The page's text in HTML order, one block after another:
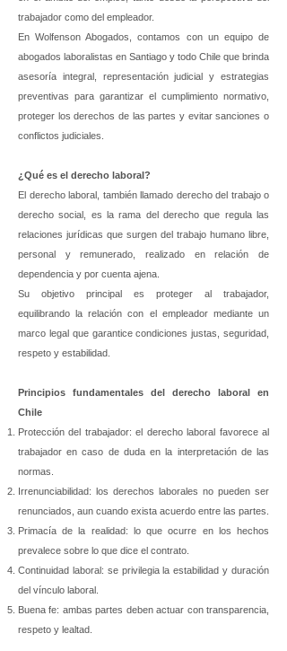
trabajador como del empleador.
En Wolfenson Abogados, contamos con un equipo de
abogados laboralistas en Santiago y todo Chile que brinda
asesoría integral, representación judicial y estrategias
preventivas para garantizar el cumplimiento normativo,
proteger los derechos de las partes y evitar sanciones o
conflictos judiciales.
¿Qué es el derecho laboral?
El derecho laboral, también llamado derecho del trabajo o
derecho social, es la rama del derecho que regula las
relaciones jurídicas que surgen del trabajo humano libre,
personal y remunerado, realizado en relación de
dependencia y por cuenta ajena.
Su objetivo principal es proteger al trabajador,
equilibrando la relación con el empleador mediante un
marco legal que garantice condiciones justas, seguridad,
respeto y estabilidad.
Principios fundamentales del derecho laboral en
Chile
Protección del trabajador: el derecho laboral favorece al
trabajador en caso de duda en la interpretación de las
normas.
Irrenunciabilidad: los derechos laborales no pueden ser
renunciados, aun cuando exista acuerdo entre las partes.
Primacía de la realidad: lo que ocurre en los hechos
prevalece sobre lo que dice el contrato.
Continuidad laboral: se privilegia la estabilidad y duración
del vínculo laboral.
Buena fe: ambas partes deben actuar con transparencia,
respeto y lealtad.